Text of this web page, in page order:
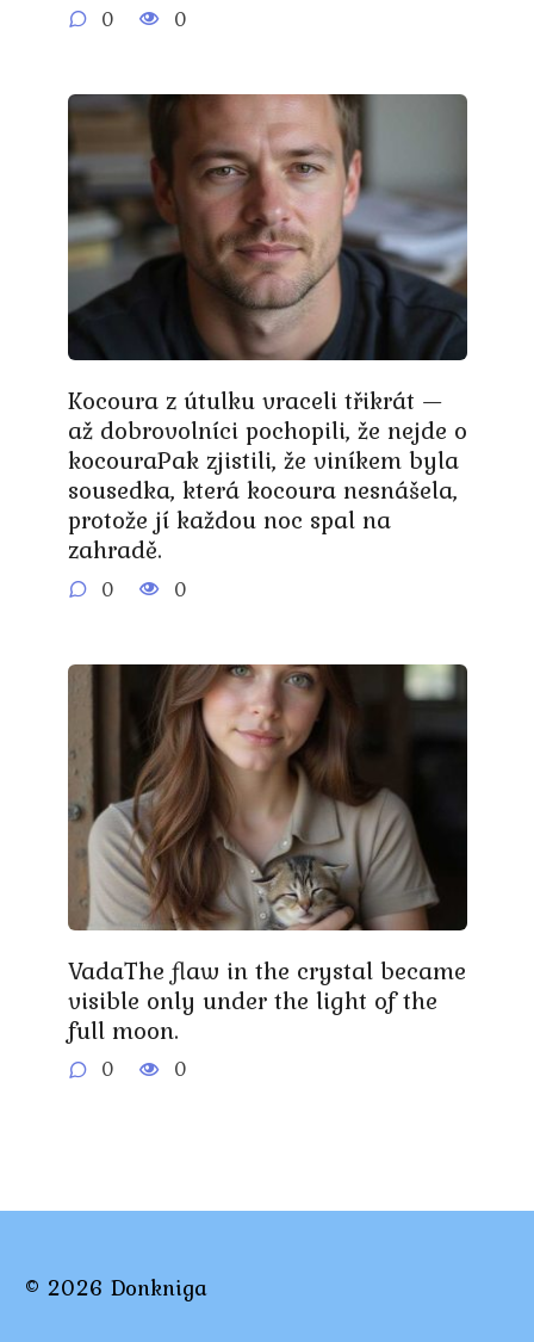
0 0
Kocoura z útulku vraceli třikrát —
až dobrovolníci pochopili, že nejde o
kocouraPak zjistili, že viníkem byla
sousedka, která kocoura nesnášela,
protože jí každou noc spal na
zahradě.
0 0
VadaThe flaw in the crystal became
visible only under the light of the
full moon.
0 0
© 2026 Donkniga